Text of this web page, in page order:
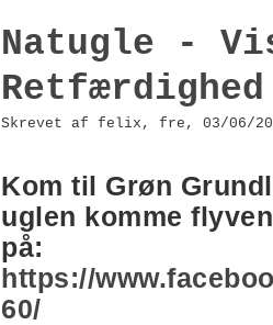
Natugle -
Retfærdighed
Skrevet af felix, fre, 03/06/
Kom til Grøn
uglen komme
på:
https://
60/